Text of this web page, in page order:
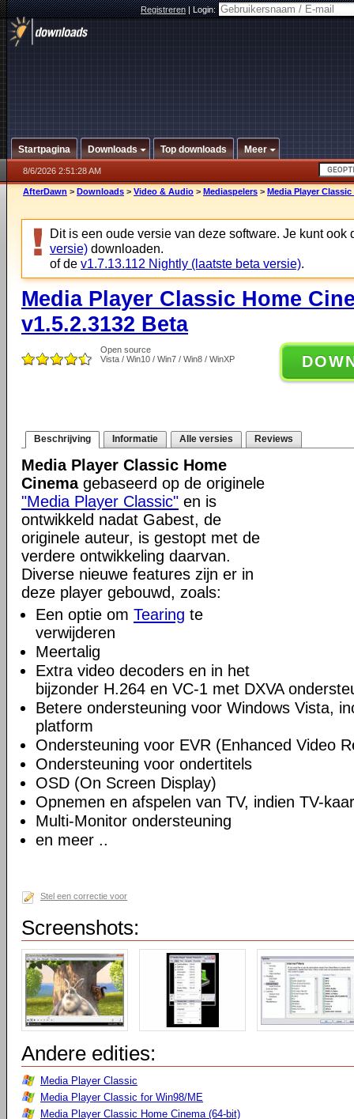
Registreren|Login:
Startpagina Downloads Top downloads Meer
8/6/2026 2:51:28 AM
AfterDawn > Downloads > Video & Audio > Mediaspelers > Media Player
Dit is een oude versie van deze software. Je kunt ook
versie) downloaden.
of de v1.7.13.112 Nightly (laatste beta versie).
Media Player Classic Home
v1.5.2.3132 Beta
Open source
Vista / Win10 / Win7 / Win8 / WinXP
Beschrijving Informatie Alle versies Reviews
Media Player Classic Home
Cinemagebaseerd op de originele
"Media Player Classic" en is
ontwikkeld nadat Gabest, de
originele auteur, is gestopt met de
verdere ontwikkeling daarvan.
Diverse nieuwe features zijn er in
deze player gebouwd, zoals:
Een optie om Tearing te
verwijderen
Meertalig
Extra video decoders en in het
bijzonder H.264 en VC-1 met DXVA
Betere ondersteuning voor Windows Vista,
platform
Ondersteuning voor EVR (Enhanced Video
Ondersteuning voor ondertitels
OSD (On Screen Display)
Opnemen en afspelen van TV, indien TV-
Multi-Monitor ondersteuning
en meer ..
Stel een correctie voor
Screenshots:
Andere edities:
Media Player Classic
Media Player Classic for Win98/ME
Media Player Classic Home Cinema (64-bit)